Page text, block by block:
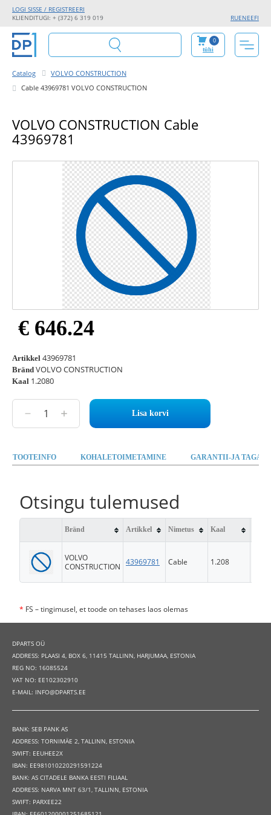
KLIENDITUGI: + (372) 6 319 019 RUENEEFI
LOGI SISSE / REGISTREERI
0
tühi
Catalog
VOLVO CONSTRUCTION
Cable 43969781 VOLVO CONSTRUCTION
VOLVO CONSTRUCTION Cable
43969781
€ 646.24
Artikkel 43969781
Bränd VOLVO CONSTRUCTION
Kaal 1.2080
Lisa korvi
TOOTEINFO KOHALETOIMETAMINE GARANTII-JA
Otsingu tulemused
Bränd Artikkel Nimetus Kaal
VOLVO
CONSTRUCTION 43969781 Cable 1.208
* FS – tingimusel, et toode on tehases laos olemas
DPARTS OÜ
ADDRESS: PLAASI 4, BOX 6, 11415 TALLINN, HARJUMAA, ESTONIA
REG NO: 16085524
VAT NO: EE102302910
E-MAIL: INFO@DPARTS.EE
BANK: SEB PANK AS
ADDRESS: TORNIMÄE 2, TALLINN, ESTONIA
SWIFT: EEUHEE2X
IBAN: EE981010220291591224
BANK: AS CITADELE BANKA EESTI FILIAAL
ADDRESS: NARVA MNT 63/1, TALLINN, ESTONIA
SWIFT: PARXEE22